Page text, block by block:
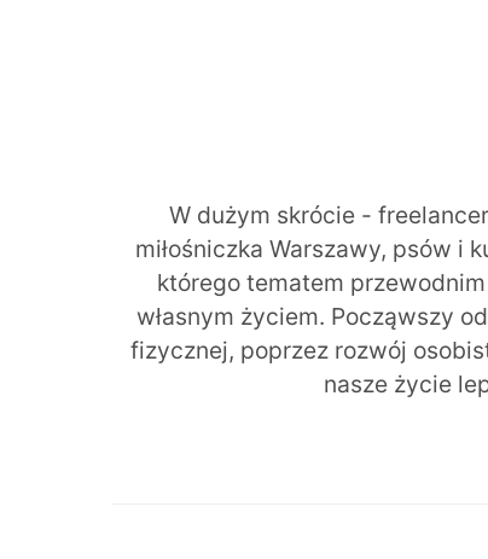
W dużym skrócie -
miłośniczka Warszawy, psów i
którego tematem
własnym życiem. Począwszy
fizycznej, poprzez rozwój
nasze życie